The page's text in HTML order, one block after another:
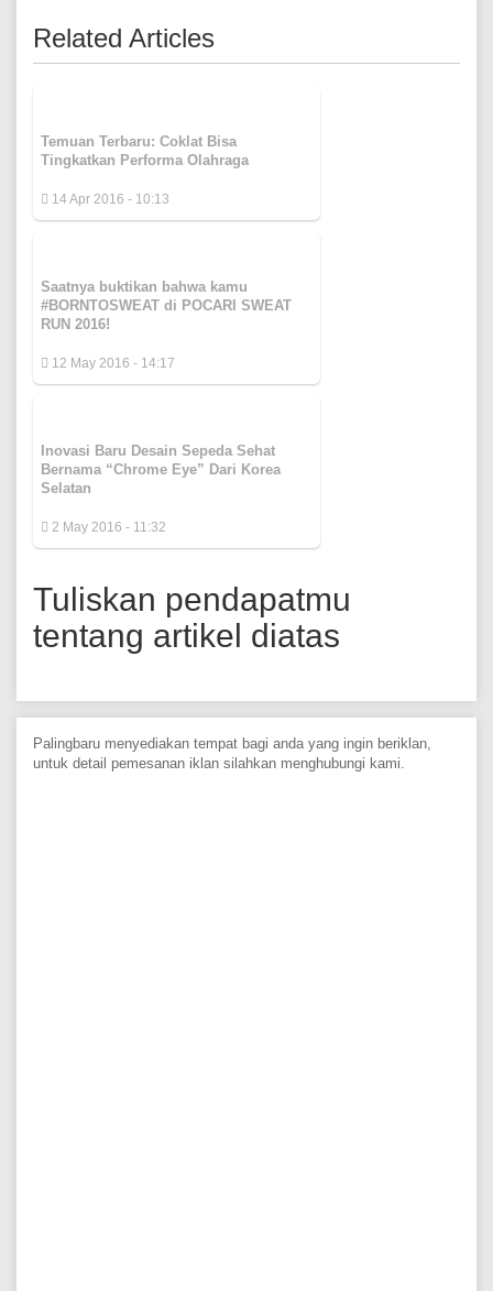
Related Articles
Temuan Terbaru: Coklat Bisa
Tingkatkan Performa Olahraga
14 Apr 2016 - 10:13
Saatnya buktikan bahwa kamu
#BORNTOSWEAT di POCARI SWEAT
RUN 2016!
12 May 2016 - 14:17
Inovasi Baru Desain Sepeda Sehat
Bernama “Chrome Eye” Dari Korea
Selatan
2 May 2016 - 11:32
Tuliskan pendapatmu
tentang artikel diatas
Palingbaru menyediakan tempat bagi anda yang ingin beriklan,
untuk detail pemesanan iklan silahkan menghubungi kami.